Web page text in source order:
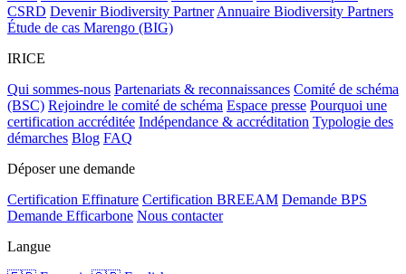
CSRD Devenir Biodiversity Partner Annuaire Biodiversity Partners
Étude de cas Marengo (BIG)
IRICE
Qui sommes-nous Partenariats & reconnaissances Comité de schéma
(BSC) Rejoindre le comité de schéma Espace presse Pourquoi une
certification accréditée Indépendance & accréditation Typologie des
démarches Blog FAQ
Déposer une demande
Certification Effinature Certification BREEAM Demande BPS
Demande Efficarbone Nous contacter
Langue